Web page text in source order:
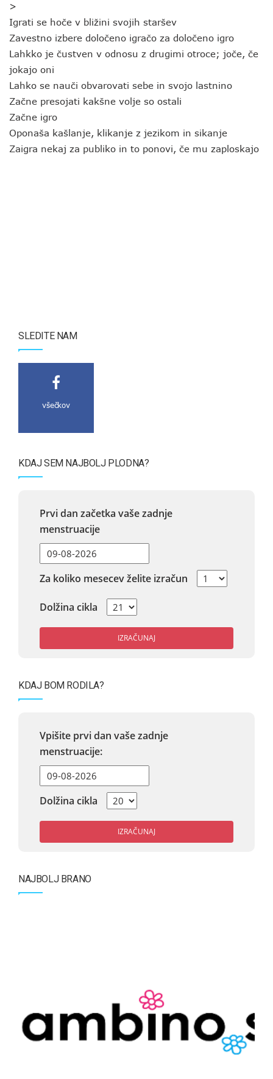
>
Igrati se hoče v bližini svojih staršev
Zavestno izbere določeno igračo za določeno igro
Lahkko je čustven v odnosu z drugimi otroce; joče, če
jokajo oni
Lahko se nauči obvarovati sebe in svojo lastnino
Začne presojati kakšne volje so ostali
Začne igro
Oponaša kašlanje, klikanje z jezikom in sikanje
Zaigra nekaj za publiko in to ponovi, če mu zaploskajo
SLEDITE NAM
všečkov
KDAJ SEM NAJBOLJ PLODNA?
Prvi dan začetka vaše zadnje
menstruacije
Za koliko mesecev želite izračun
Dolžina cikla
IZRAČUNAJ
KDAJ BOM RODILA?
Vpišite prvi dan vaše zadnje
menstruacije:
Dolžina cikla
IZRAČUNAJ
NAJBOLJ BRANO